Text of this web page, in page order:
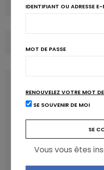
IDENTIFIANT OU ADRESSE
MOT DE PASSE
RENOUVELEZ VOTRE MOT
SE SOUVENIR DE MOI
Vous vous êtes